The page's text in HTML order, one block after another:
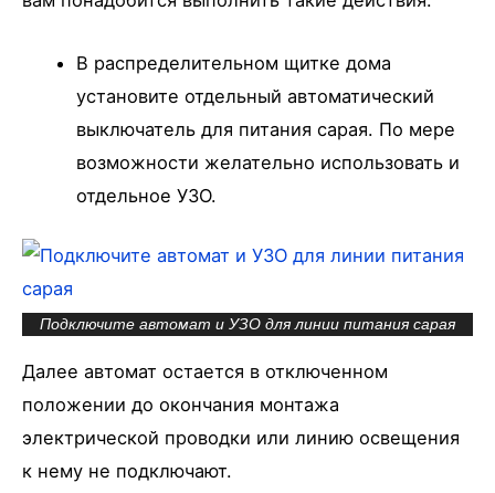
В распределительном щитке дома
установите отдельный автоматический
выключатель для питания сарая. По мере
возможности желательно использовать и
отдельное УЗО.
Подключите автомат и УЗО для линии питания сарая
Далее автомат остается в отключенном
положении до окончания монтажа
электрической проводки или линию освещения
к нему не подключают.